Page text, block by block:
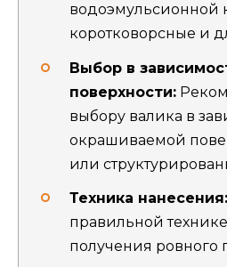
водоэмульсионной
коротковорсные и
Выбор в
поверхности:
выбору валика в
окрашиваемой
или
Техника нанесения:
правильной
получения ровного